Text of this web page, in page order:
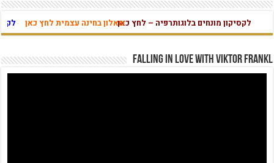
לקסיקון מונחים בלוגותרפיה – לחץ כאןשאלון בחינה עצמית לחץ כאןמהי אהבה
Falling in Love with Viktor Frankl